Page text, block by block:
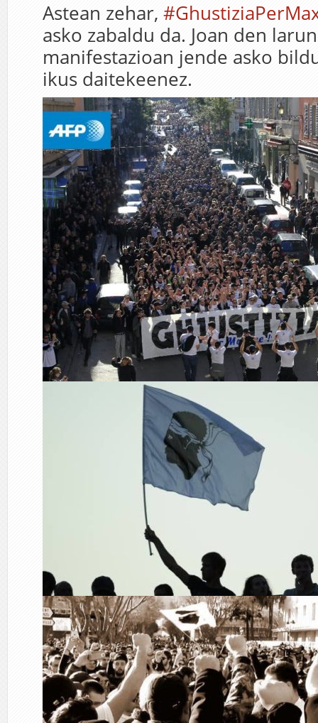
Astean zehar,
asko zabaldu da. Joan den
manifestazioan jende asko
ikus daitekeenez.